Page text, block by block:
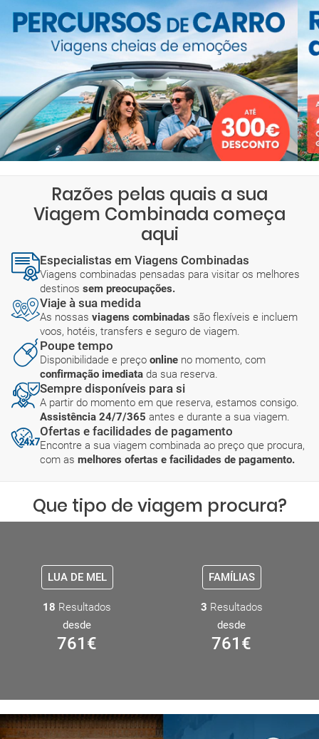
Razões pelas quais a sua
Viagem Combinada começa
aqui
Especialistas em Viagens Combinadas
Viagens combinadas pensadas para visitar os melhores
destinos sem preocupações.
Viaje à sua medida
As nossas viagens combinadas são flexíveis e incluem
voos, hotéis, transfers e seguro de viagem.
Poupe tempo
Disponibilidade e preço online no momento, com
confirmação imediata da sua reserva.
Sempre disponíveis para si
A partir do momento em que reserva, estamos consigo.
Assistência 24/7/365 antes e durante a sua viagem.
Ofertas e facilidades de pagamento
Encontre a sua viagem combinada ao preço que procura,
com as melhores ofertas e facilidades de pagamento.
Que tipo de viagem procura?
LUA DE MEL
18 Resultados
desde
761 €
FAMÍLIAS
3 Resultados
desde
761 €